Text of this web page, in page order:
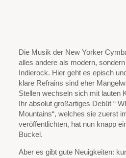
Die Musik der New Yorker
alles andere als modern,
Indierock. Hier geht es episch
klare Refrains sind eher
Stellen wechseln sich mit lauten
Ihr absolut großartiges Debüt “
Mountains“, welches sie zuerst
veröffentlichten, hat nun knapp
Buckel.
Aber es gibt gute Neuigkeiten: